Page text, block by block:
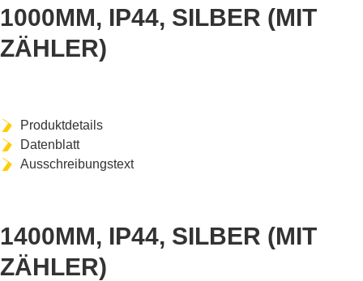
1000MM, IP44, SILBER (MIT
ZÄHLER)
Produktdetails
Datenblatt
Ausschreibungstext
1400MM, IP44, SILBER (MIT
ZÄHLER)